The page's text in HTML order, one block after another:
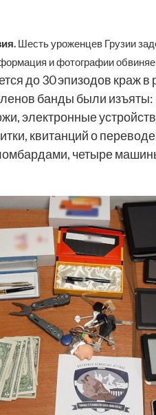
Шесть уроженцев Грузии
и фотографии
до 30 эпизодов краж в
банды были
электронные
квитанций о
четыре